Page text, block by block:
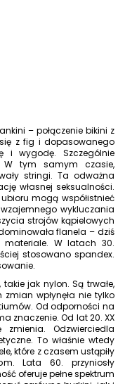
– połączenie bikini z
się z fig i dopasowanego
i wygodę. Szczególnie
W tym samym czasie,
stringi. Ta odważna
własnej seksualności.
mogą współistnieć
wykluczania
strojów kąpielowych
flanela – dziś
W latach 30.
stosowano spandex.
jak nylon. Są trwałe,
wpłynęła nie tylko
Od odporności na
znaczenie. Od lat 20. XX
Odzwierciedla
To właśnie wtedy
które z czasem ustąpiły
Lata 60. przyniosły
oferuje pełne spektrum